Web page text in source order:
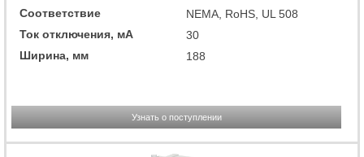
Соответствие
NEMA, RoHS, UL 508
Ток отключения, мА
30
Ширина, мм
188
Узнать о поступлении